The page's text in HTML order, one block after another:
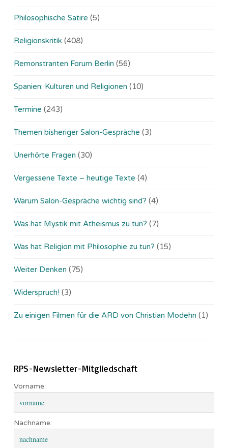
Philosophische Satire (5)
Religionskritik (408)
Remonstranten Forum Berlin (56)
Spanien: Kulturen und Religionen (10)
Termine (243)
Themen bisheriger Salon-Gespräche (3)
Unerhörte Fragen (30)
Vergessene Texte – heutige Texte (4)
Warum Salon-Gespräche wichtig sind? (4)
Was hat Mystik mit Atheismus zu tun? (7)
Was hat Religion mit Philosophie zu tun? (15)
Weiter Denken (75)
Widerspruch! (3)
Zu einigen Filmen für die ARD von Christian Modehn (1)
RPS-Newsletter-Mitgliedschaft
Vorname:
Nachname: